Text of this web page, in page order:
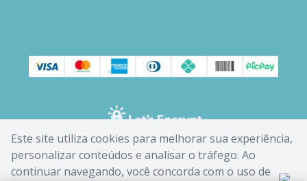
Este site utiliza cookies para melhorar sua experiência,
personalizar conteúdos e analisar o tráfego. Ao
continuar navegando, você concorda com o uso de